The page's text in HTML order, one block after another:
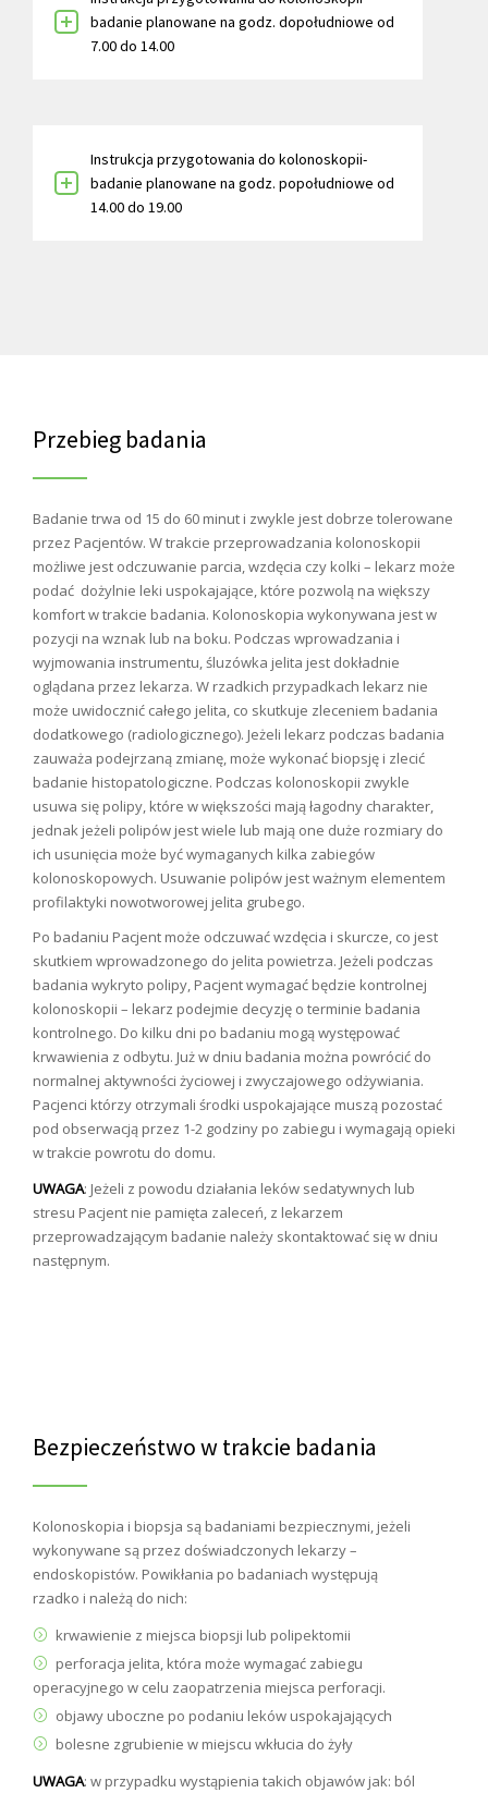
badanie planowane na godz. dopołudniowe od
7.00 do 14.00
Instrukcja przygotowania do kolonoskopii-
badanie planowane na godz. popołudniowe od
14.00 do 19.00
Przebieg badania
Badanie trwa od 15 do 60 minut i zwykle jest dobrze tolerowane
przez Pacjentów. W trakcie przeprowadzania kolonoskopii
możliwe jest odczuwanie parcia, wzdęcia czy kolki – lekarz może
podać dożylnie leki uspokajające, które pozwolą na większy
komfort w trakcie badania. Kolonoskopia wykonywana jest w
pozycji na wznak lub na boku. Podczas wprowadzania i
wyjmowania instrumentu, śluzówka jelita jest dokładnie
oglądana przez lekarza. W rzadkich przypadkach lekarz nie
może uwidocznić całego jelita, co skutkuje zleceniem badania
dodatkowego (radiologicznego). Jeżeli lekarz podczas badania
zauważa podejrzaną zmianę, może wykonać biopsję i zlecić
badanie histopatologiczne. Podczas kolonoskopii zwykle
usuwa się polipy, które w większości mają łagodny charakter,
jednak jeżeli polipów jest wiele lub mają one duże rozmiary do
ich usunięcia może być wymaganych kilka zabiegów
kolonoskopowych. Usuwanie polipów jest ważnym elementem
profilaktyki nowotworowej jelita grubego.
Po badaniu Pacjent może odczuwać wzdęcia i skurcze, co jest
skutkiem wprowadzonego do jelita powietrza. Jeżeli podczas
badania wykryto polipy, Pacjent wymagać będzie kontrolnej
kolonoskopii – lekarz podejmie decyzję o terminie badania
kontrolnego. Do kilku dni po badaniu mogą występować
krwawienia z odbytu. Już w dniu badania można powrócić do
normalnej aktywności życiowej i zwyczajowego odżywiania.
Pacjenci którzy otrzymali środki uspokajające muszą pozostać
pod obserwacją przez 1-2 godziny po zabiegu i wymagają opieki
w trakcie powrotu do domu.
UWAGA: Jeżeli z powodu działania leków sedatywnych lub
stresu Pacjent nie pamięta zaleceń, z lekarzem
przeprowadzającym badanie należy skontaktować się w dniu
następnym.
Bezpieczeństwo w trakcie badania
Kolonoskopia i biopsja są badaniami bezpiecznymi, jeżeli
wykonywane są przez doświadczonych lekarzy –
endoskopistów. Powikłania po badaniach występują
rzadko i należą do nich:
krwawienie z miejsca biopsji lub polipektomii
perforacja jelita, która może wymagać zabiegu
operacyjnego w celu zaopatrzenia miejsca perforacji.
objawy uboczne po podaniu leków uspokajających
bolesne zgrubienie w miejscu wkłucia do żyły
UWAGA: w przypadku wystąpienia takich objawów jak: ból